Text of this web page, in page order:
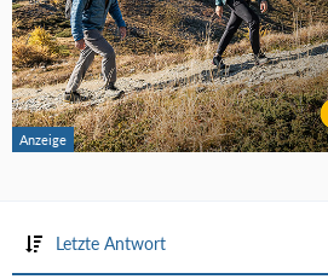
Letzte Antwort